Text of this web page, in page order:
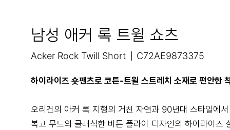
남성 애커 록 트윌 쇼츠
Acker Rock Twill Short C72AE9873375
하이라이즈 숏팬츠로 코튼-트윌 스트레치 소재로 편안한
오리건의 아커 록 지형의 거친 자연과 90년대 스타일에
복고 무드의 클래식한 버튼 플라이 디자인의 하이라이즈